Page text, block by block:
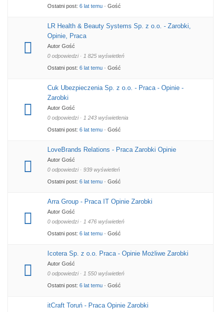
Ostatni post: 6 lat temu · Gość
LR Health & Beauty Systems Sp. z o.o. - Zarobki,
Opinie, Praca
Autor Gość
0 odpowiedzi · 1 825 wyświetleń
Ostatni post: 6 lat temu · Gość
Cuk Ubezpieczenia Sp. z o.o. - Praca - Opinie -
Zarobki
Autor Gość
0 odpowiedzi · 1 243 wyświetlenia
Ostatni post: 6 lat temu · Gość
LoveBrands Relations - Praca Zarobki Opinie
Autor Gość
0 odpowiedzi · 939 wyświetleń
Ostatni post: 6 lat temu · Gość
Arra Group - Praca IT Opinie Zarobki
Autor Gość
0 odpowiedzi · 1 476 wyświetleń
Ostatni post: 6 lat temu · Gość
Icotera Sp. z o.o. Praca - Opinie Możliwe Zarobki
Autor Gość
0 odpowiedzi · 1 550 wyświetleń
Ostatni post: 6 lat temu · Gość
itCraft Toruń - Praca Opinie Zarobki